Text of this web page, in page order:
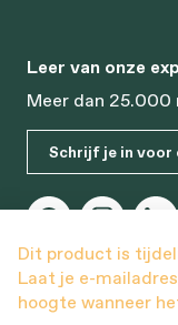
Dit product is
Laat je e-
hoogte wanneer
Leer van onze
Meer dan 25.000
Schrijf je in voor